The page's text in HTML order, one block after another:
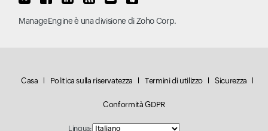
ManageEngineè una divisione diZoho Corp.
Casa Politica sulla riservatezza Termini di utilizzo Sicurezza
Conformità GDPR
Lingua: